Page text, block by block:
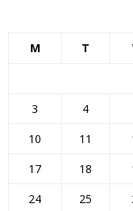
M T
3
4
10
11
17
18
24
25